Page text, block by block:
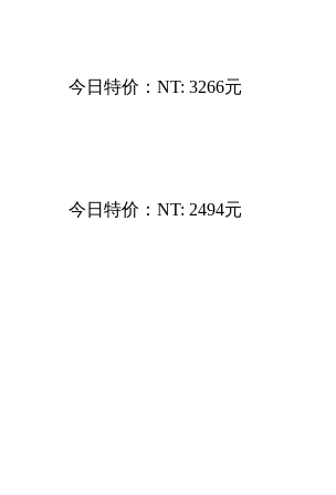
今日特价： NT: 3266元
今日特价： NT: 2494元